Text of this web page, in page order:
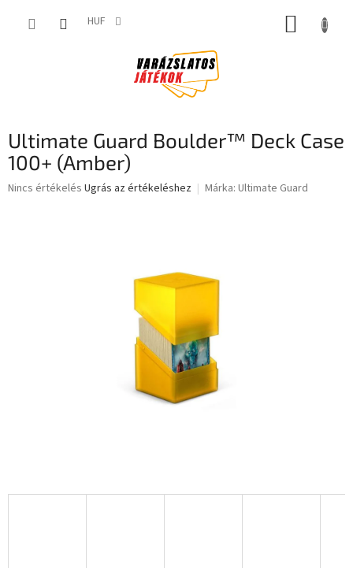
HUF KOSÁR
Ultimate Guard Boulder™ Deck Case
100+ (Amber)
A
Nincs értékelés Ugrás az értékeléshez Márka: Ultimate Guard